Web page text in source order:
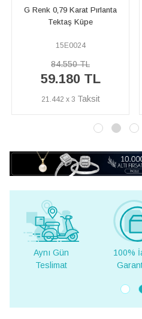
F Renk 0,22 Karat Pırlanta
Tektaş Küpe
15E0011
25.330 TL
17.730 TL
6.424 x 3
100% İade